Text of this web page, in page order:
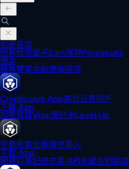
加密貨幣
所有代幣籃子Earn質押Perpetuals
預測
體育賽事金融選舉經濟
Crypto.com App適合日常用戶
下載 App
加密貨幣Visa 預付卡Level Up
交易所適合進階交易人
下載 App
現貨訂單記錄交易 API永續合約期貨